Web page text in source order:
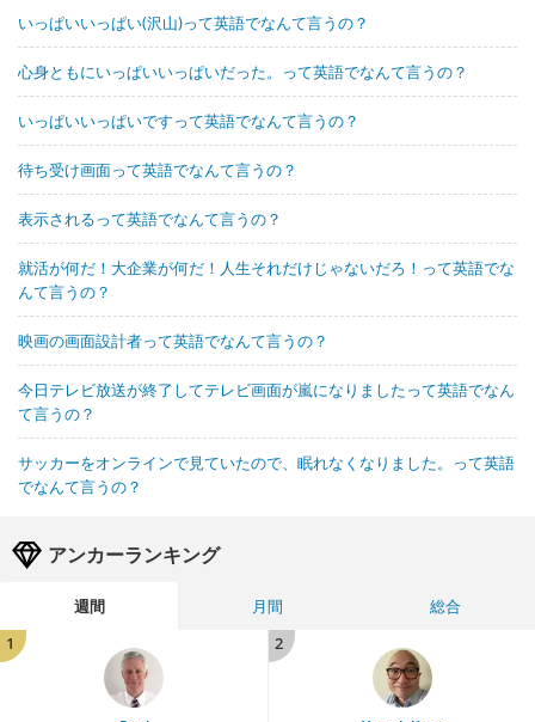
いっぱいいっぱい(沢山)って英語でなんて言うの？
心身ともにいっぱいいっぱいだった。って英語でなんて言うの？
いっぱいいっぱいですって英語でなんて言うの？
待ち受け画面って英語でなんて言うの？
表示されるって英語でなんて言うの？
就活が何だ！大企業が何だ！人生それだけじゃないだろ！って英語でな
んて言うの？
映画の画面設計者って英語でなんて言うの？
今日テレビ放送が終了してテレビ画面が嵐になりましたって英語でなん
て言うの？
サッカーをオンラインで見ていたので、眠れなくなりました。って英語
でなんて言うの？
アンカーランキング
週間 月間
総合
1
2